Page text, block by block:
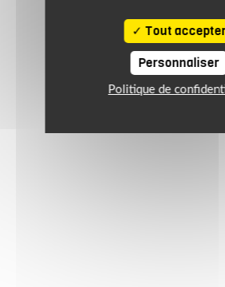
Tout accepter
Personnaliser
Politique de